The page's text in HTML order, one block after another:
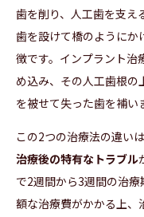
歯を削り、人工歯を支え
歯を設けて橋のようにか
徴です。インプラント治
め込み、その人工歯根
を被せて失った歯を補い
この2つの治療法の違い
治療後の特有なトラブル
で2週間から3週間の治
額な治療費がかかる上、